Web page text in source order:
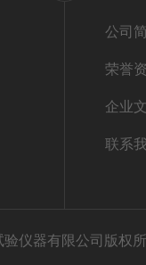
公司
荣誉
企业
联系
验仪器有限公司版